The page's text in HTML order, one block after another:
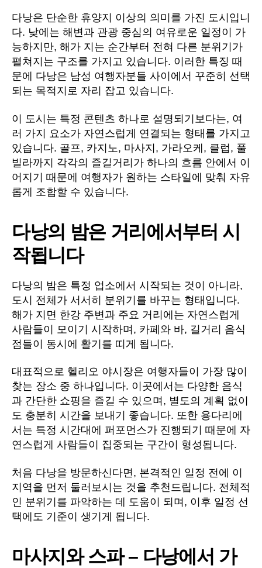
다낭은 단순한 휴양지 이상의 의미를 가진 도시입니
다. 낮에는 해변과 관광 중심의 여유로운 일정이 가
능하지만, 해가 지는 순간부터 전혀 다른 분위기가
펼쳐지는 구조를 가지고 있습니다. 이러한 특징 때
문에 다낭은 남성 여행자분들 사이에서 꾸준히 선택
되는 목적지로 자리 잡고 있습니다.
이 도시는 특정 콘텐츠 하나로 설명되기보다는, 여
러 가지 요소가 자연스럽게 연결되는 형태를 가지고
있습니다. 골프, 카지노, 마사지, 가라오케, 클럽, 풀
빌라까지 각각의 즐길거리가 하나의 흐름 안에서 이
어지기 때문에 여행자가 원하는 스타일에 맞춰 자유
롭게 조합할 수 있습니다.
다낭의 밤은 거리에서부터 시
작됩니다
다낭의 밤은 특정 업소에서 시작되는 것이 아니라,
도시 전체가 서서히 분위기를 바꾸는 형태입니다.
해가 지면 한강 주변과 주요 거리에는 자연스럽게
사람들이 모이기 시작하며, 카페와 바, 길거리 음식
점들이 동시에 활기를 띠게 됩니다.
대표적으로 헬리오 야시장은 여행자들이 가장 많이
찾는 장소 중 하나입니다. 이곳에서는 다양한 음식
과 간단한 쇼핑을 즐길 수 있으며, 별도의 계획 없이
도 충분히 시간을 보내기 좋습니다. 또한 용다리에
서는 특정 시간대에 퍼포먼스가 진행되기 때문에 자
연스럽게 사람들이 집중되는 구간이 형성됩니다.
처음 다낭을 방문하신다면, 본격적인 일정 전에 이
지역을 먼저 둘러보시는 것을 추천드립니다. 전체적
인 분위기를 파악하는 데 도움이 되며, 이후 일정 선
택에도 기준이 생기게 됩니다.
마사지와 스파 – 다낭에서 가